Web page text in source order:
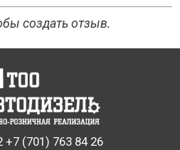
создать отзыв.
+7 (701) 763 84 26